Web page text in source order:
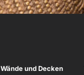
Wände und Decken